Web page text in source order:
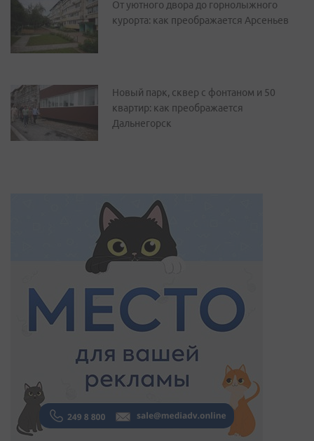
От уютного двора до горнолыжного
курорта: как преображается Арсеньев
Новый парк, сквер с фонтаном и 50
квартир: как преображается
Дальнегорск